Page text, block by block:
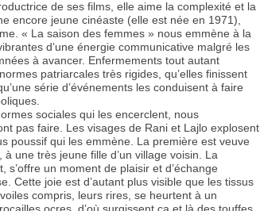
de ses films, elle aime la complexité et la
encore jeune cinéaste (elle est née en 1971),
« La saison des femmes » nous emmène à la
d’une énergie communicative malgré les
à avancer. Enfermements tout autant
patriarcales très rigides, qu’elles finissent
série d’événements les conduisent à faire
sociales qui les encerclent, nous
pas faire. Les visages de Rani et Lajlo explosent
poussif qui les emmène. La première est veuve
une très jeune fille d’un village voisin. La
un moment de plaisir et d’échange
Cette joie est d’autant plus visible que les tissus
compris, leurs rires, se heurtent à un